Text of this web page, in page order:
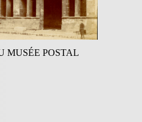
MUSÉE POSTAL